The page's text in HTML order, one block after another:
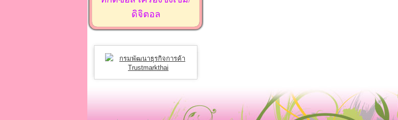
ดิจิตอล